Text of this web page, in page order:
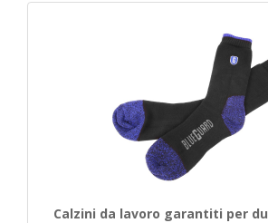
Calzini da lavoro garantiti per